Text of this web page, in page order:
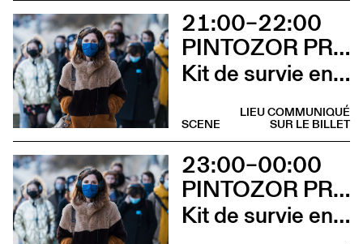
21:00–22:00
PINTOZOR PROD. ET MARION THOMAS
Kit de survie en territoire masculiniste
LIEU COMMUNIQUÉ
SUR LE BILLET
SCENE
23:00–00:00
PINTOZOR PROD. ET MARION THOMAS
Kit de survie en territoire masculiniste